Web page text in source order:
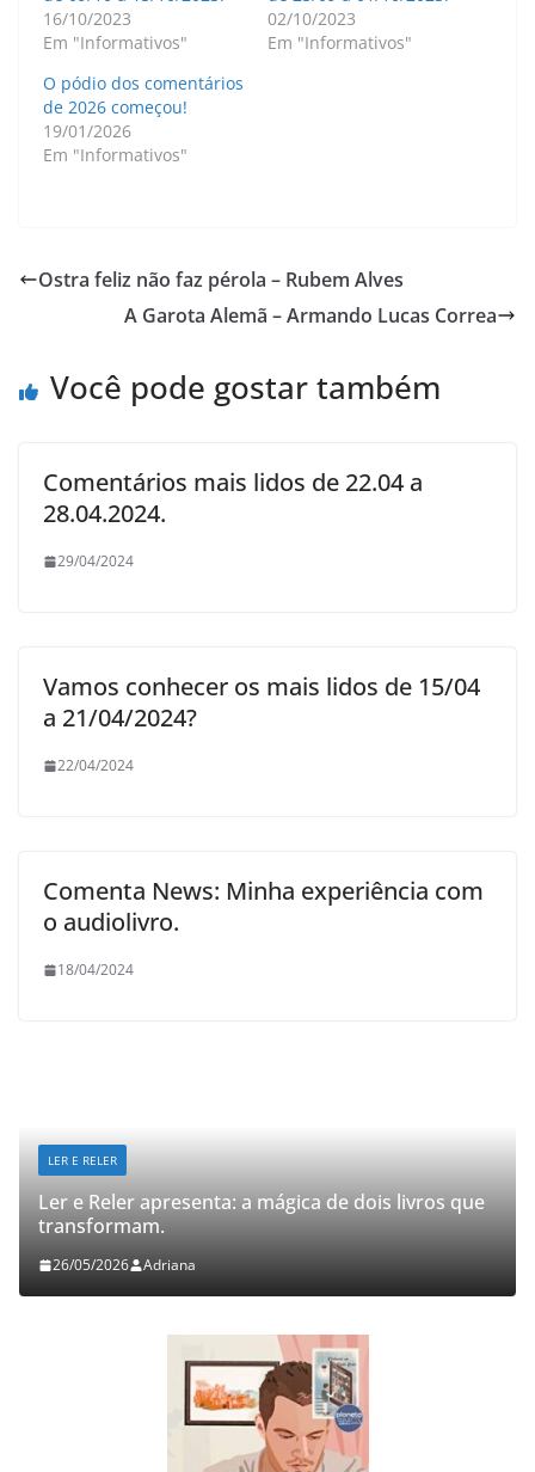
16/10/2023
Em "Informativos"
02/10/2023
Em "Informativos"
O pódio dos comentários
de 2026 começou!
19/01/2026
Em "Informativos"
Ostra feliz não faz pérola – Rubem Alves
A Garota Alemã – Armando Lucas Correa
Você pode gostar também
Comentários mais lidos de 22.04 a
28.04.2024.
29/04/2024
Vamos conhecer os mais lidos de 15/04
a 21/04/2024?
22/04/2024
Comenta News: Minha experiência com
o audiolivro.
18/04/2024
LER E RELER
Ler e Reler apresenta: a mágica de dois livros que
transformam.
26/05/2026 Adriana